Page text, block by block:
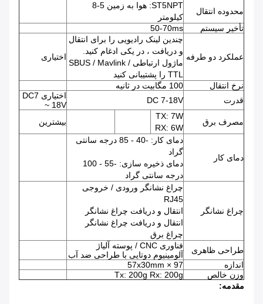
محدوده انتقال
ST5NPT: هوا به زمین 5-8
کیلومتر
تأخیر سیستم
50-70ms
عملکرد دو طرفه
چندین لینک رادیویی را برای انتقال
و دریافت ، در یکی ادغام کنید.
ماژول ارتباطی SBUS / Mavlink /
TTL را پشتیبانی کنید
اختیاری
نرخ انتقال
100 مگابیت در ثانیه
قدرت
DC 7-18V
اختیاری DC7
~ 18V
مصرف برق
TX: 7W
RX: 6W
بیشترین
دمای کار
دمای کار: -40 - 85 درجه سانتی
گراد
دمای ذخیره سازی: -55 - 100
درجه سانتی گراد
چراغ نشانگر
چراغ نشانگر ورودی / خروجی
RJ45
انتقال و دریافت چراغ نشانگر
انتقال و دریافت چراغ نشانگر
چراغ برق
طراحی ظاهری
فناوری CNC / پوسته آلیاژ
آلومینیوم دوتایی با طراحی ضد آب
اندازه
97 × 57x30mm
وزن خالص
Tx: 200g Rx: 200g
مقدمه: